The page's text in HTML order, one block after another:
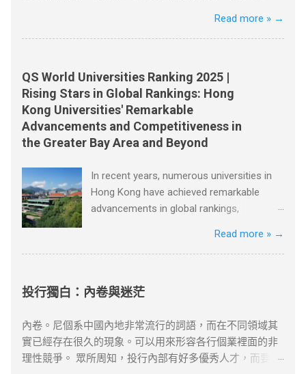
四、2025年KPI目標下的實務策略 1. 專業規劃與長期布局
薪俸稅與利得稅區分 ：自雇者需注意「薪俸稅」與「利得
管與替代方案 臨時補救措施 ：若長期離港，可透過家庭成
員在港生活（如子女就學）維繫續簽資...
錯漏或任何問題，筆者及網站概不負責，並保留對文章更
新和刪除的權力。本文純粹分享學習内容。如涉及版權問
排，不便之處，敬請原諒。
快就從集市上回來了。向老闆匯報說到現在為止只有一個
農民在賣土豆，一共四十口袋，價格是多少多少；土豆質
以後還會弄來幾箱西紅柿，據他看價格非常公道。昨天他
們鋪子的西紅柿賣得很快，庫存已經不多了。 節選自張健
鵬、 胡足青主編《故事時代》中《差別》 資料搜尋自網絡
或筆者看法，僅供學習用途。請各位讀者閲讀前自行衡量
風險，本文筆者及網站不對讀者閲讀前後的任何行爲負
對文章更新和刪除的權力。本文純粹分享學習内容。如涉
及版權問題，請版權持有人與我們聯絡，我們會配合及作
出適當安排，不便之處，敬請原諒。
媽。 他偶然有一個和非常成功的商人談話的機會。當他對
商人講述了自己的“破產史”後，商人給了他兩個重要的建
知道的、你會的和你擁有的東西上。 這兩個建議很關鍵。
因為對於一個八歲的孩子而言，他不會做的事情很多。於
是他穿過大街小巷，不停地思考：人們會有什麼難題，他
又如何利用這個機會？ 一天，吃早飯時父親讓達瑞去取報
紙。美國的送報員總是把報紙從花園籬笆的一個特製的管
紙，就必須離開溫暖的房間，冒著寒風，到花園去取。雖
然路短，但十分麻煩。 當達瑞為父親取報紙的時候，一個
主意誕生了。當天他就按響鄰居的門鈴，對他們說，每個
月只需付給他一美元，他就每天早上把報紙塞到他們的房
門底下。大多數人都同意了，很快他有了七十多個顧客。
節選自[德]博多·舍費爾《達瑞的故事》 資料搜尋自網絡或
險，本文筆者及網站不對讀者閲讀前後的任何行爲負責。
章更新和刪除的權力。本文純粹分享學習内容。如涉及版
權問題，請版權持有人與我們聯絡，我們會配合及作出適
當安排，不便之處，敬請原諒。
Read more » →
QS World Universities Ranking 2025 |
Rising Stars in Global Rankings: Hong
Kong Universities' Remarkable
Advancements and Competitiveness in
the Greater Bay Area and Beyond
In recent years, numerous universities in
Hong Kong have achieved remarkable
advancements in global rankings,
only on a global scale but also within the
Greater Bay Area, Greater China, and
University of Hong Kong, the Hong Kong
Chinese University of Hong Kong, and
Lingnan University. The University of Hong
Kong, recognized as one of the oldest and
Read more » →
投行獨白：內卷與迷茫
內卷。尼個系中國內地非常流行的詞語，而在不同領域其
實已經存在很久的現象。可以用來形容各行個業裡面的非
理性競爭。 眾所周知，投行內部有好多優秀人才，而要在